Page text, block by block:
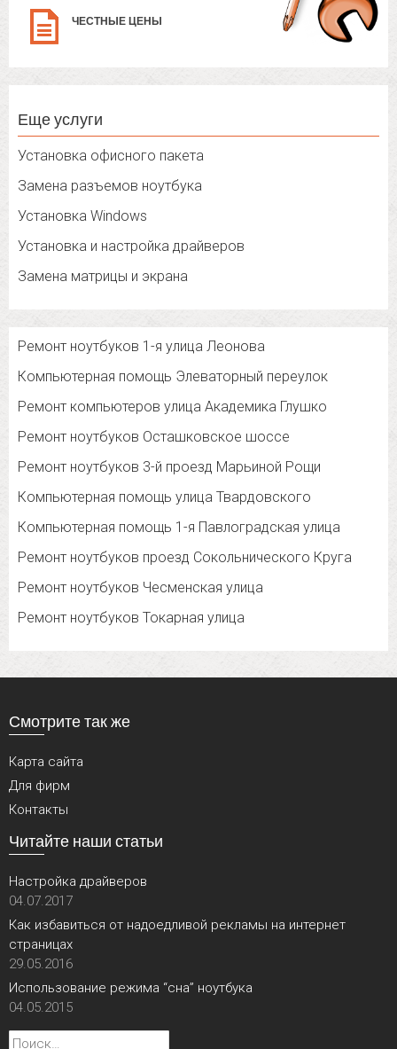
ЧЕСТНЫЕ ЦЕНЫ
Еще услуги
Установка офисного пакета
Замена разъемов ноутбука
Установка Windows
Установка и настройка драйверов
Замена матрицы и экрана
Ремонт ноутбуков 1-я улица Леонова
Компьютерная помощь Элеваторный переулок
Ремонт компьютеров улица Академика Глушко
Ремонт ноутбуков Осташковское шоссе
Ремонт ноутбуков 3-й проезд Марьиной Рощи
Компьютерная помощь улица Твардовского
Компьютерная помощь 1-я Павлоградская улица
Ремонт ноутбуков проезд Сокольнического Круга
Ремонт ноутбуков Чесменская улица
Ремонт ноутбуков Токарная улица
Смотрите так же
Карта сайта
Для фирм
Контакты
Читайте наши статьи
Настройка драйверов
04.07.2017
Как избавиться от надоедливой рекламы на интернет
страницах
29.05.2016
Использование режима “сна” ноутбука
04.05.2015
Найти: